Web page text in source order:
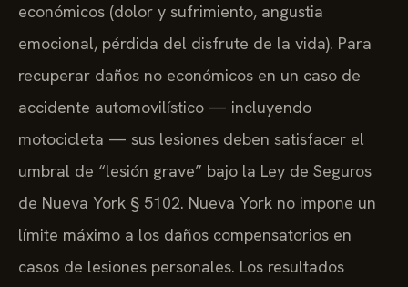
económicos (dolor y sufrimiento, angustia
emocional, pérdida del disfrute de la vida). Para
recuperar daños no económicos en un caso de
accidente automovilístico — incluyendo
motocicleta — sus lesiones deben satisfacer el
umbral de “lesión grave” bajo la Ley de Seguros
de Nueva York § 5102. Nueva York no impone un
límite máximo a los daños compensatorios en
casos de lesiones personales. Los resultados